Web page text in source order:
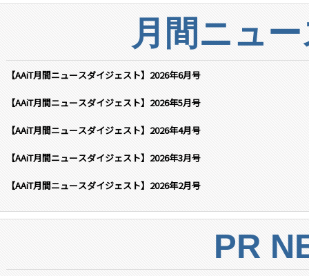
月間ニュ
【AAiT月間ニュースダイジェスト】2026年6月号
【AAiT月間ニュースダイジェスト】2026年5月号
【AAiT月間ニュースダイジェスト】2026年4月号
【AAiT月間ニュースダイジェスト】2026年3月号
【AAiT月間ニュースダイジェスト】2026年2月号
PR